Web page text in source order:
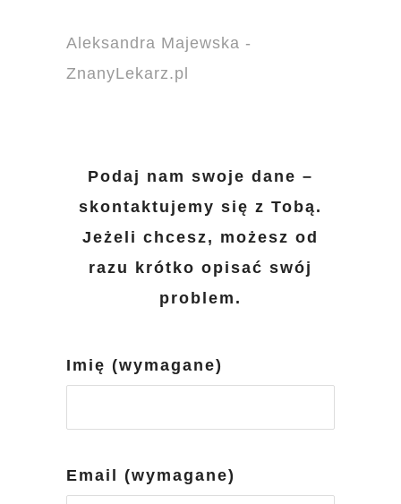
Aleksandra Majewska -
ZnanyLekarz.pl
Podaj nam swoje dane –
skontaktujemy się z Tobą.
Jeżeli chcesz, możesz od
razu krótko opisać swój
problem.
Imię (wymagane)
Email (wymagane)